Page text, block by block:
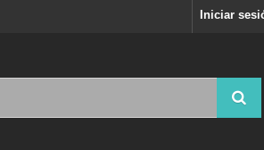
Iniciar